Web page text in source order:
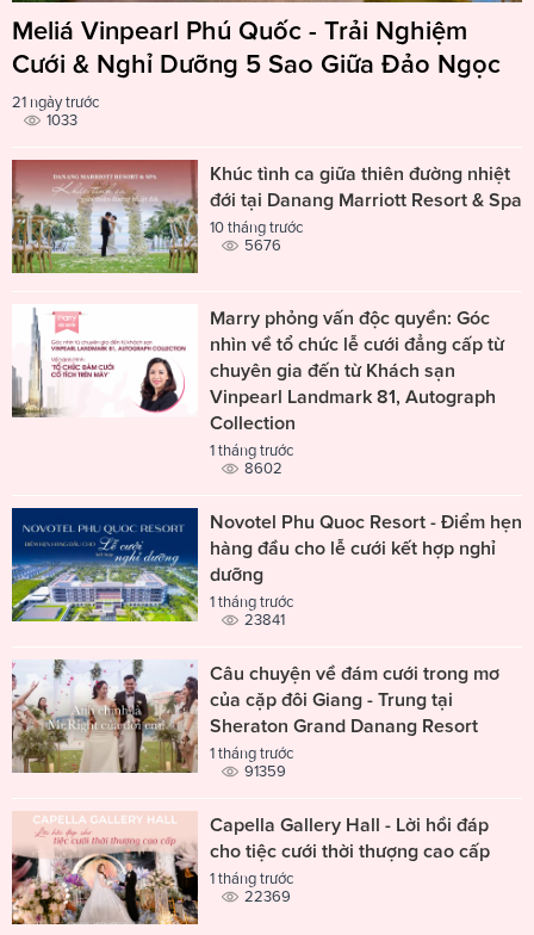
Meliá Vinpearl Phú Quốc - Trải Nghiệm
Cưới & Nghỉ Dưỡng 5 Sao Giữa Đảo Ngọc
21 ngày trước
1033
Khúc tình ca giữa thiên đường nhiệt
đới tại Danang Marriott Resort & Spa
10 tháng trước
5676
Marry phỏng vấn độc quyền: Góc
nhìn về tổ chức lễ cưới đẳng cấp từ
chuyên gia đến từ Khách sạn
Vinpearl Landmark 81, Autograph
Collection
1 tháng trước
8602
Novotel Phu Quoc Resort - Điểm hẹn
hàng đầu cho lễ cưới kết hợp nghỉ
dưỡng
1 tháng trước
23841
Câu chuyện về đám cưới trong mơ
của cặp đôi Giang - Trung tại
Sheraton Grand Danang Resort
1 tháng trước
91359
Capella Gallery Hall - Lời hồi đáp
cho tiệc cưới thời thượng cao cấp
1 tháng trước
22369